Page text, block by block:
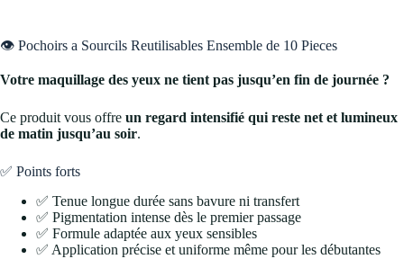
👁️ Pochoirs a Sourcils Reutilisables Ensemble de 10 Pieces
Votre maquillage des yeux ne tient pas jusqu’en fin de journée ?
Ce produit vous offre un regard intensifié qui reste net et lumineux
de matin jusqu’au soir.
✅ Points forts
✅ Tenue longue durée sans bavure ni transfert
✅ Pigmentation intense dès le premier passage
✅ Formule adaptée aux yeux sensibles
✅ Application précise et uniforme même pour les débutantes